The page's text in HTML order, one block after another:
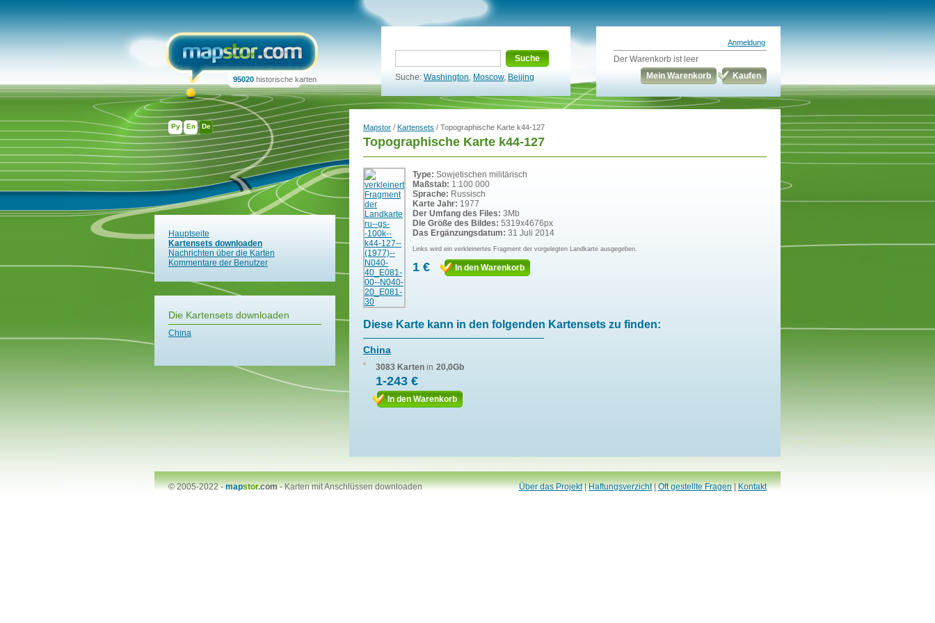
Ру En De
95020 historische karten
Suche
Suche: Washington, Moscow, Beijing
Anmeldung
Der Warenkorb ist leer
Mein Warenkorb
Kaufen
Hauptseite
Kartensets downloaden
Nachrichten über die Karten
Kommentare der Benutzer
Die Kartensets downloaden
China
Mapstor / Kartensets / Topographische Karte k44-127
Topographische Karte k44-127
Type: Sowjetischen militärisch
Maßstab: 1:100 000
Sprache: Russisch
Karte Jahr: 1977
Der Umfang des Files: 3Mb
Die Größe des Bildes: 5319x4676px
Das Ergänzungsdatum: 31 Juli 2014
Links wird ein verkleinertes Fragment der vorgelegten Landkarte ausgegeben.
1 € In den Warenkorb
Diese Karte kann in den folgenden Kartensets zu finden:
China
3083 Karten in 20,0Gb
1-243 €
In den Warenkorb
© 2005-2022 -mapstor.com-Karten mit Anschlüssen downloaden Über das Projekt|Haftungsverzicht|Oft gestellte Fragen|Kontakt